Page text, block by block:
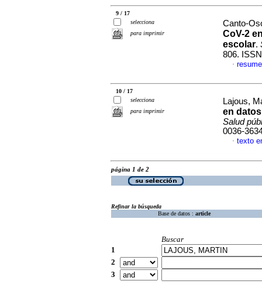
9 / 17
selecciona
para imprimir
Canto-
CoV-2
escolar.
806.
·
10 / 17
selecciona
para imprimir
Lajous,
en
Salud
0036-
· texto
página 1 de 2
Refinar la búsqueda
Base de datos : article
Buscar
1
2
3